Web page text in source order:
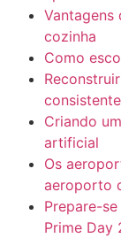
cozinha
Como
Criando
artificial
Os
aeroporto
Prepare-
Prime Day